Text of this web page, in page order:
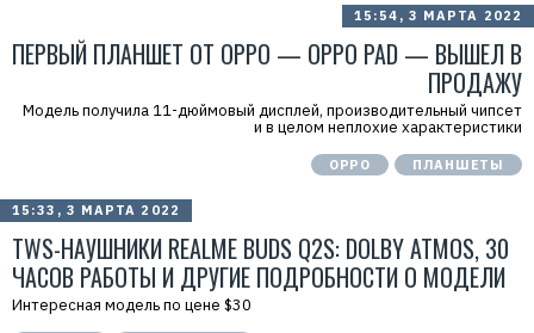
15:54, 3 МАРТА 2022
ПЕРВЫЙ ПЛАНШЕТ ОТ OPPO — OPPO PAD — ВЫШЕЛ В
ПРОДАЖУ
Модель получила 11-дюймовый дисплей, производительный чипсет
и в целом неплохие характеристики
OPPO ПЛАНШЕТЫ
15:33, 3 МАРТА 2022
TWS-НАУШНИКИ REALME BUDS Q2S: DOLBY ATMOS, 30
ЧАСОВ РАБОТЫ И ДРУГИЕ ПОДРОБНОСТИ О МОДЕЛИ
Интересная модель по цене $30